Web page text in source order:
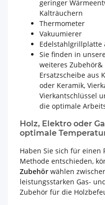
geringer
Kalträuchern
Thermometer
Vakuumierer
Edelstahlgrillplatte
Sie finden in
weiteres
Ersatzscheibe aus
oder Keramik,
Vierkantschlüssel
die optimale
Holz, Elektro oder
optimale
Haben Sie sich für einen
Methode entschieden,
Zubehör wählen
leistungsstarken Gas-
Zubehör für die